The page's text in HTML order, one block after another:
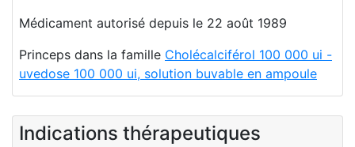
Médicament autorisé depuis le 22 août 1989
Princeps dans la famille Cholécalciférol 100 000 ui -
uvedose 100 000 ui, solution buvable en ampoule
Indications thérapeutiques